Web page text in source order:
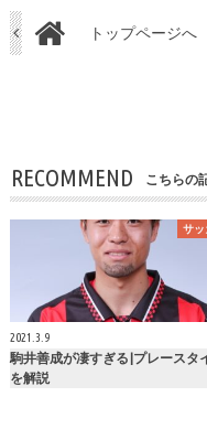
トップページへ
RECOMMEND こちらの
サッ
2021.3.9
駒井善成が凄すぎる|プレースタ
を解説